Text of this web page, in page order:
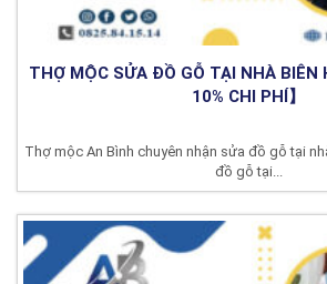
THỢ MỘC SỬA ĐỒ GỖ TẠI NHÀ BIÊN
10% CHI PHÍ】
Thợ mộc An Bình chuyên nhận sửa đồ gỗ tại
đồ gỗ tại...